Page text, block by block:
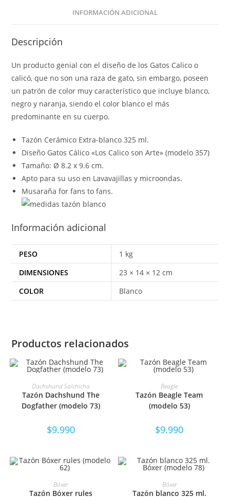
INFORMACIÓN ADICIONAL
Descripción
Un producto genial con el diseño de los Gatos Calico o
calicó, que no son una raza de gato, sin embargo, poseen
un patrón de color muy característico que incluye blanco,
negro y naranja, siendo el color blanco el más
predominante en su cuerpo.
Tazón Cerámico Extra-blanco 325 ml.
Diseño Gatos Cálico «Los Calico son Arte» (modelo 357)
Tamaño: Ø 8.2 x 9.6 cm.
Apto para su uso en Lavavajillas y microondas.
Musaraña for fans to fans.
Información adicional
PESO
1 kg
DIMENSIONES
23 × 14 × 12 cm
COLOR
Blanco
Productos relacionados
SELECCIONAR OPCIONES
Dachshund Salchicha
Tazón Dachshund The
Dogfather (modelo 73)
$9.990
SELECCIONAR OPCIONES
Beagle
Tazón Beagle Team
(modelo 53)
$9.990
SELECCIONAR OPCIONES
Bóxer
Tazón Bóxer rules
SELECCIONAR OPCIONES
Bóxer
Tazón blanco 325 ml.